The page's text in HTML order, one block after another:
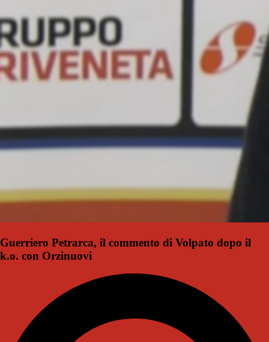
Guerriero Petrarca, il commento di Volpato dopo il
k.o. con Orzinuovi